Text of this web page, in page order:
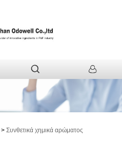
> Συνθετικά χημικά αρώματος